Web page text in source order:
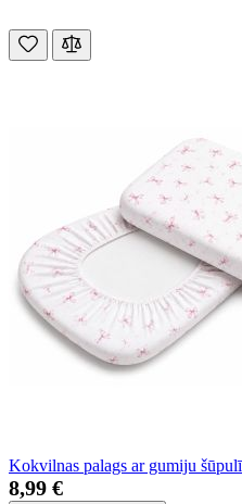
Kokvilnas palags ar gumiju
8,99 €